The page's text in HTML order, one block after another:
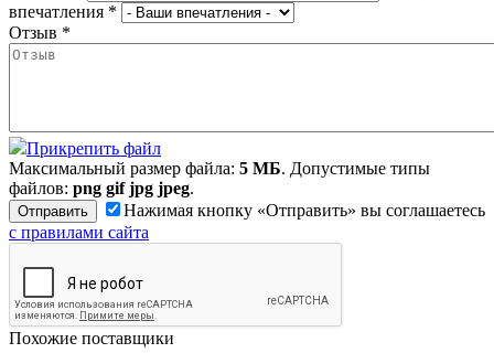
впечатления *
Отзыв *
Прикрепить файл
Максимальный размер файла: 5 МБ. Допустимые типы
файлов: png gif jpg jpeg.
Нажимая кнопку «Отправить» вы соглашаетесь
с правилами сайта
Похожие поставщики